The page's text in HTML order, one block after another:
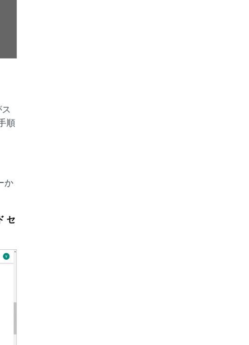
順
か
セ